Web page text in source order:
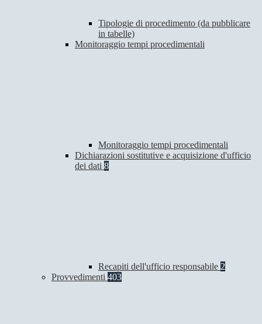
Tipologie di procedimento (da pubblicare
in tabelle)
Monitoraggio tempi procedimentali
Monitoraggio tempi procedimentali
Dichiarazioni sostitutive e acquisizione d'ufficio
dei dati 8
Recapiti dell'ufficio responsabile 2
Provvedimenti 403